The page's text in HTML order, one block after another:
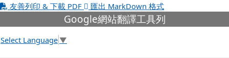
友善列印 & 下載 PDF 匯出 MarkDown 格式
下中左區域內容Google網站翻譯工具列
Select Language ▼